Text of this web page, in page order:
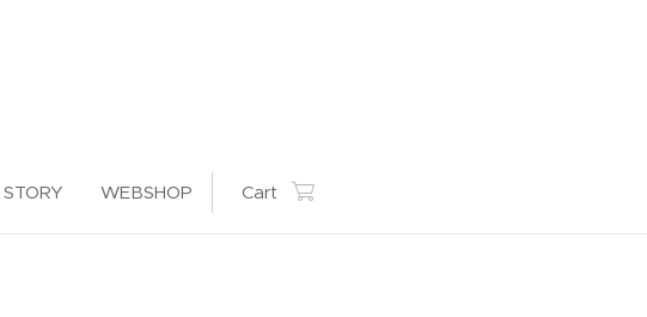
WEBSHOP Cart